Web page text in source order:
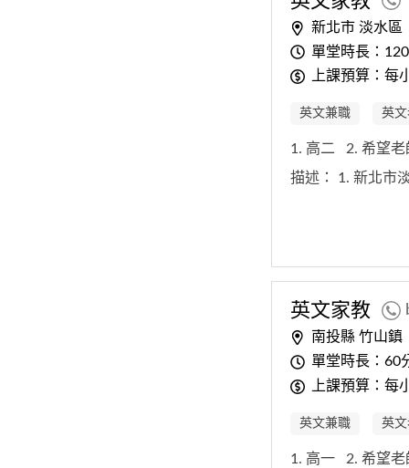
新北市 淡水區
單堂時長：
上課預算：每
英文兼職 英
1. 高二
2. 希望
描述： 1. 新北市
英文家教
南投縣 竹山鎮
單堂時長：60
上課預算：每
英文兼職 英
1. 高一
2. 希望